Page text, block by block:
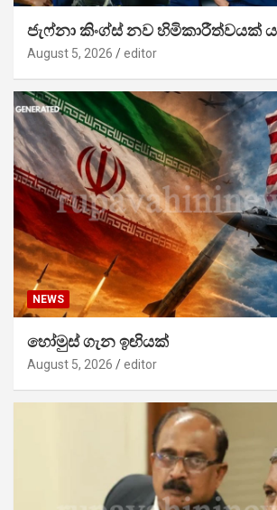
ජැෆ්නා කිංග්ස් නව හිමිකාරීත්වයක්
August 5, 2026 editor
NEWS
හෝමුස් ගැන ඉඟියක්
August 5, 2026 editor